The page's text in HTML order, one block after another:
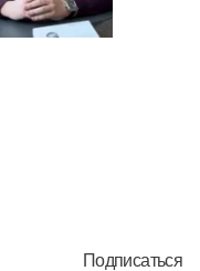
Подписаться